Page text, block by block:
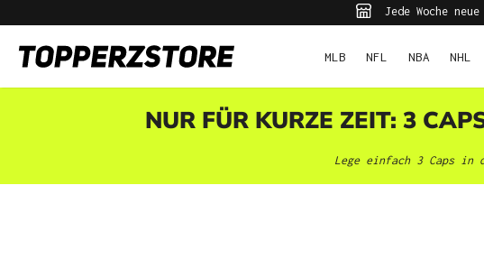
Jede Woche
MLB NFL NBA NHL
NUR FÜR KURZE ZEIT: 3
Lege einfach 3 Caps in